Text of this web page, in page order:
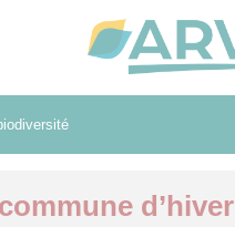
d’hiver